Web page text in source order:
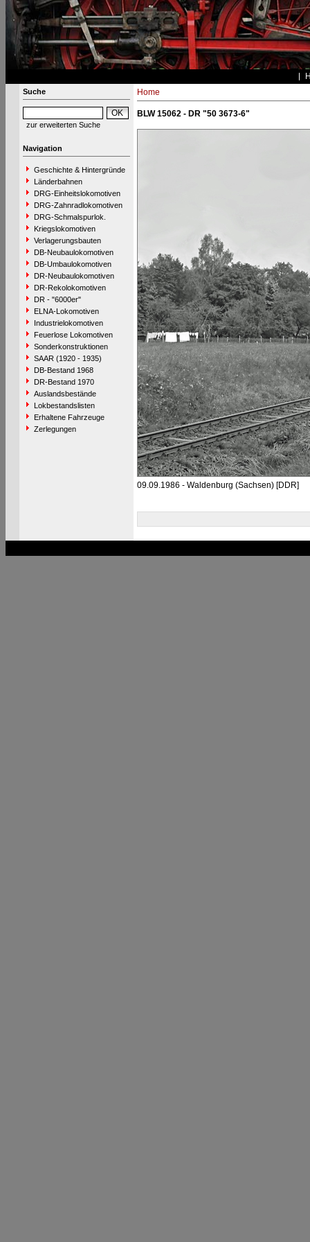
Suche
zur erweiterten Suche
Navigation
Geschichte & Hintergründe
Länderbahnen
DRG-Einheitslokomotiven
DRG-Zahnradlokomotiven
DRG-Schmalspurlok.
Kriegslokomotiven
Verlagerungsbauten
DB-Neubaulokomotiven
DB-Umbaulokomotiven
DR-Neubaulokomotiven
DR-Rekolokomotiven
DR - "6000er"
ELNA-Lokomotiven
Industrielokomotiven
Feuerlose Lokomotiven
Sonderkonstruktionen
SAAR (1920 - 1935)
DB-Bestand 1968
DR-Bestand 1970
Auslandsbestände
Lokbestandslisten
Erhaltene Fahrzeuge
Zerlegungen
Home
BLW 15062 - DR "50 3673-6"
09.09.1986 - Waldenburg (Sachsen) [DDR]